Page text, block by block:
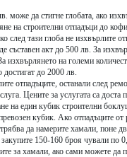
може да стигне глобата, ако
на строителни отпадъци до
след тази глоба не изхвърлите
съставен акт до 500 лв. За
изхвърлянето на големи
достигат до 2000 лв.
отпадъците, останали след
Цените за услугата са
на един кубик строителни
кубик. Ако отпадъците
да намерите хамали, поне
150-160 броя чували по
за хамали, ако сами можете да